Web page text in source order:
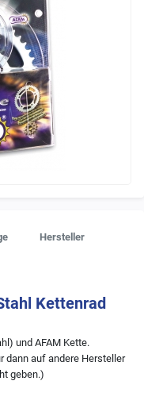
Hersteller
Kettenrad
und AFAM Kette.
dann auf andere Hersteller
geben.)